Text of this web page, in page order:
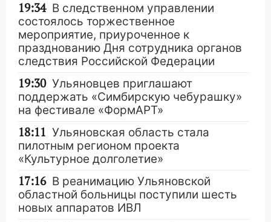
19:34 В следственном управлении
состоялось торжественное
мероприятие, приуроченное к
празднованию Дня сотрудника органов
следствия Российской Федерации
19:30 Ульяновцев приглашают
поддержать «Симбирскую чебурашку»
на фестивале «ФормАРТ»
18:11 Ульяновская область стала
пилотным регионом проекта
«Культурное долголетие»
17:16 В реанимацию Ульяновской
областной больницы поступили шесть
новых аппаратов ИВЛ